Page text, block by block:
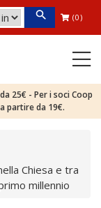
(0)
25€ - Per i soci Coop
partire da 19€.
Chiesa e tra
millennio